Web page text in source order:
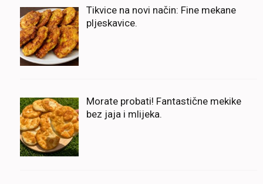
Tikvice na novi način: Fine mekane
pljeskavice.
Morate probati! Fantastične mekike
bez jaja i mlijeka.